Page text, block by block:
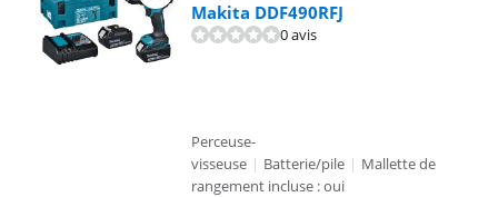
Makita DDF490RFJ
0 avis
Perceuse-
visseuse | Batterie/pile | Mallette de
rangement incluse : oui